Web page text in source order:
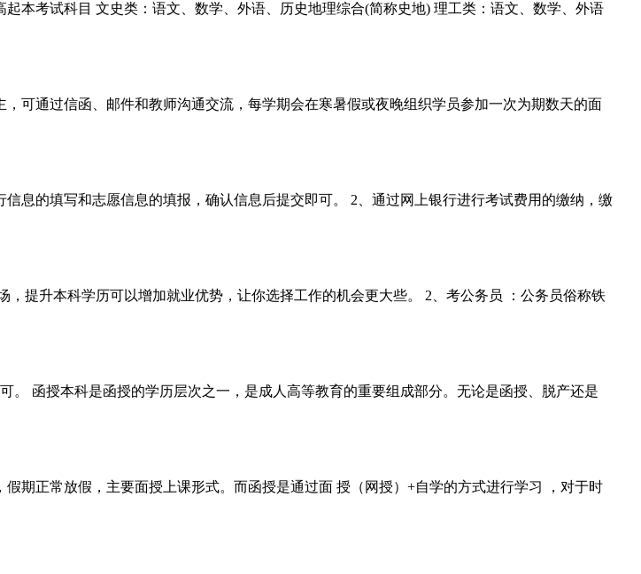
本考试科目 文史类：语文、数学、外语、历史地理综合(简称史地) 理工类：语文、数学、外语
可通过信函、邮件和教师沟通交流，每学期会在寒暑假或夜晚组织学员参加一次为期数天的面
息的填写和志愿信息的填报，确认信息后提交即可。 2、通过网上银行进行考试费用的缴纳，缴
提升本科学历可以增加就业优势，让你选择工作的机会更大些。 2、考公务员 ：公务员俗称铁
函授本科是函授的学历层次之一，是成人高等教育的重要组成部分。无论是函授、脱产还是
期正常放假，主要面授上课形式。而函授是通过面 授（网授）+自学的方式进行学习 ，对于时